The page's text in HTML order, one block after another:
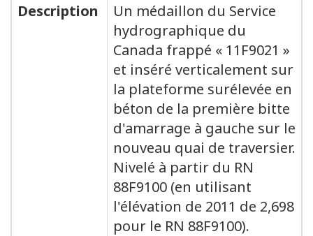
Description
Un médaillon du Service
hydrographique du
Canada frappé « 11F9021 »
et inséré verticalement sur
la plateforme surélevée en
béton de la première bitte
d'amarrage à gauche sur le
nouveau quai de traversier.
Nivelé à partir du RN
88F9100 (en utilisant
l'élévation de 2011 de 2,698
pour le RN 88F9100).